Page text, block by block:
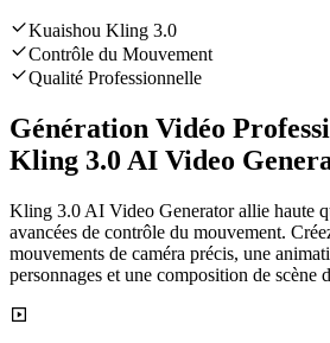
Kuaishou Kling 3.0
Contrôle du Mouvement
Qualité Professionnelle
Génération Vidéo
Kling 3.0 AI Video
Kling 3.0 AI Video Generator allie haute
avancées de contrôle du mouvement.
mouvements de caméra précis, une
personnages et une composition de scène